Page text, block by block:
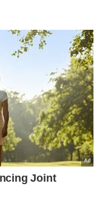
mais de cem
pela Venezuela
homens e
pessoas. Para
Cabo Frio, será
mil.